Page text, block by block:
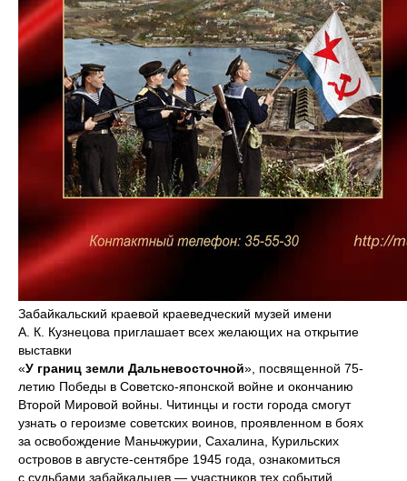
Забайкальский краевой краеведческий музей имени
А. К. Кузнецова приглашает всех желающих на открытие
выставки
«У границ земли Дальневосточной», посвященной 75-
летию Победы в Советско-японской войне и окончанию
Второй Мировой войны. Читинцы и гости города смогут
узнать о героизме советских воинов, проявленном в боях
за освобождение Маньчжурии, Сахалина, Курильских
островов в августе-сентябре 1945 года, ознакомиться
с судьбами забайкальцев — участников тех событий.